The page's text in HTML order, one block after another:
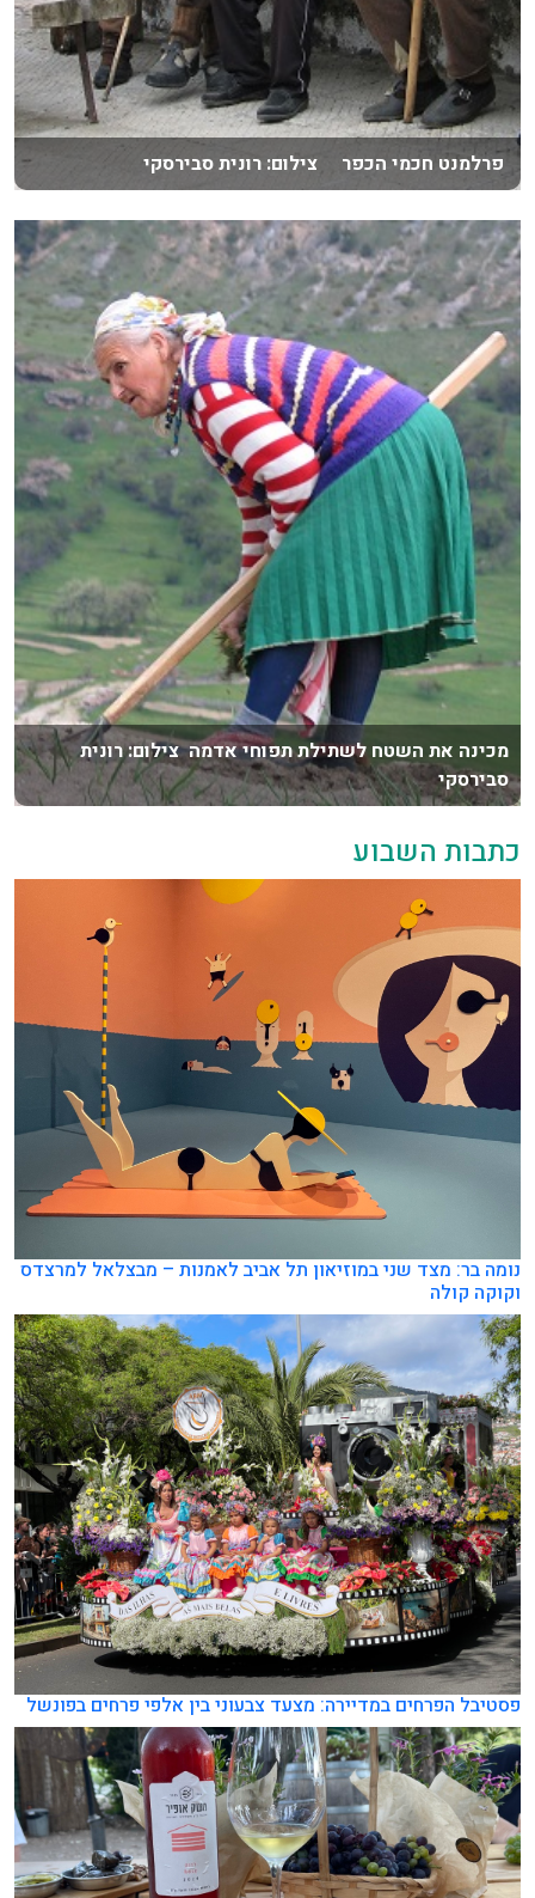
פרלמנט חכמי הכפר צילום: רונית סבירסקי
מכינה את השטח לשתילת תפוחי אדמה צילום: רונית
סבירסקי
כתבות השבוע
נומה בר: מצד שני במוזיאון תל אביב לאמנות – מבצלאל למרצדס
וקוקה קולה
פסטיבל הפרחים במדיירה: מצעד צבעוני בין אלפי פרחים בפונשל